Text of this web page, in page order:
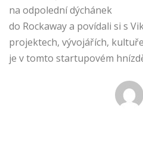
na odpolední dýchánek
do Rockaway a povídali si s
projektech, vývojářích,
je v tomto startupovém